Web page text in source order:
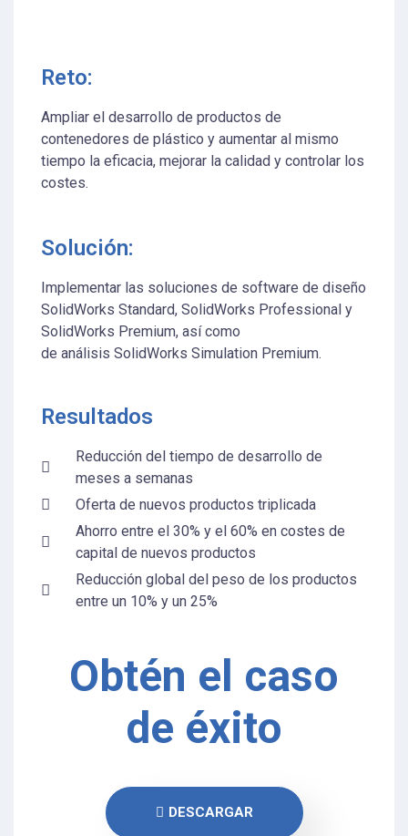
Reto:
Ampliar el desarrollo de productos de
contenedores de plástico y aumentar al mismo
tiempo la eficacia, mejorar la calidad y controlar los
costes.
Solución:
Implementar las soluciones de software de diseño
SolidWorks Standard, SolidWorks Professional y
SolidWorks Premium, así como
de análisis SolidWorks Simulation Premium.
Resultados
Reducción del tiempo de desarrollo de
meses a semanas
Oferta de nuevos productos triplicada
Ahorro entre el 30% y el 60% en costes de
capital de nuevos productos
Reducción global del peso de los productos
entre un 10% y un 25%
Obtén el caso
de éxito
DESCARGAR